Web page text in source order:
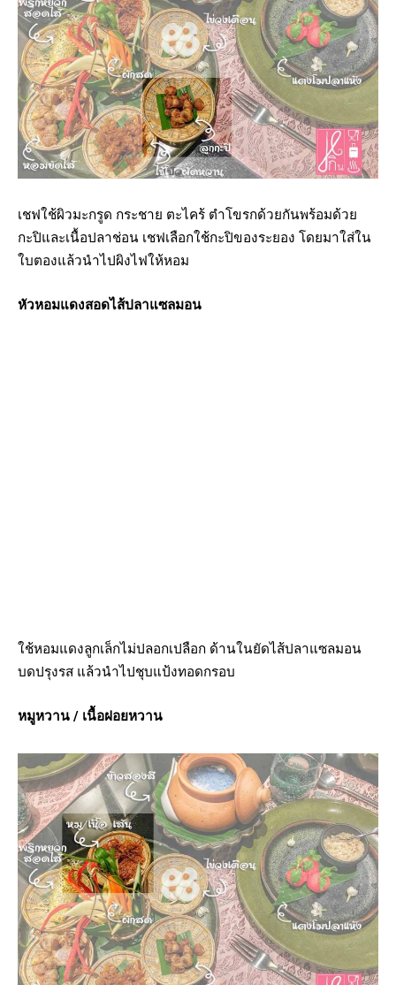
เชฟใช้ผิวมะกรูด กระชาย ตะไคร้ ตำโขรกด้วยกันพร้อมด้วย
กะปิและเนื้อปลาช่อน เชฟเลือกใช้กะปิของระยอง โดยมาใส่ใน
ใบตองแล้วนำไปผิงไฟให้หอม
หัวหอมแดงสอดไส้ปลาแซลมอน
ใช้หอมแดงลูกเล็กไม่ปลอกเปลือก ด้านในยัดไส้ปลาแซลมอน
บดปรุงรส แล้วนำไปชุบแป้งทอดกรอบ
หมูหวาน / เนื้อฝอยหวาน